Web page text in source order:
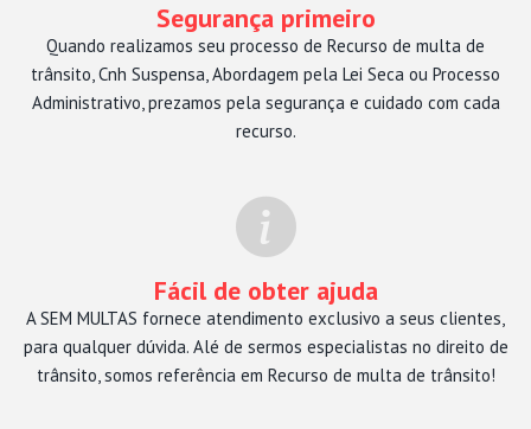
Segurança primeiro
Quando realizamos seu processo de Recurso de multa de
trânsito, Cnh Suspensa, Abordagem pela Lei Seca ou Processo
Administrativo, prezamos pela segurança e cuidado com cada
recurso.
Fácil de obter ajuda
A SEM MULTAS fornece atendimento exclusivo a seus clientes,
para qualquer dúvida. Alé de sermos especialistas no direito de
trânsito, somos referência em Recurso de multa de trânsito!